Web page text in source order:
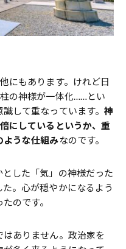
にもあります。けれど日
の神様が一体化……とい
して重なっています。神
にしているというか、重
ような仕組みなのです。
した「気」の神様だった
。心が穏やかになるよう
のです。
ありません。政治家を